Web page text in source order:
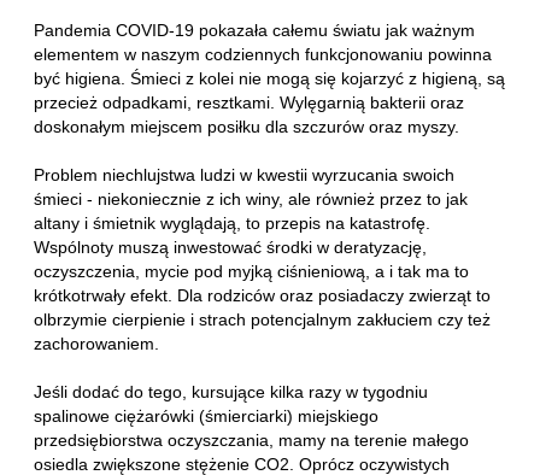
Pandemia COVID-19 pokazała całemu światu jak ważnym
elementem w naszym codziennych funkcjonowaniu powinna
być higiena. Śmieci z kolei nie mogą się kojarzyć z higieną, są
przecież odpadkami, resztkami. Wylęgarnią bakterii oraz
doskonałym miejscem posiłku dla szczurów oraz myszy.
Problem niechlujstwa ludzi w kwestii wyrzucania swoich
śmieci - niekoniecznie z ich winy, ale również przez to jak
altany i śmietnik wyglądają, to przepis na katastrofę.
Wspólnoty muszą inwestować środki w deratyzację,
oczyszczenia, mycie pod myjką ciśnieniową, a i tak ma to
krótkotrwały efekt. Dla rodziców oraz posiadaczy zwierząt to
olbrzymie cierpienie i strach potencjalnym zakłuciem czy też
zachorowaniem.
Jeśli dodać do tego, kursujące kilka razy w tygodniu
spalinowe ciężarówki (śmierciarki) miejskiego
przedsiębiorstwa oczyszczania, mamy na terenie małego
osiedla zwiększone stężenie CO2. Oprócz oczywistych